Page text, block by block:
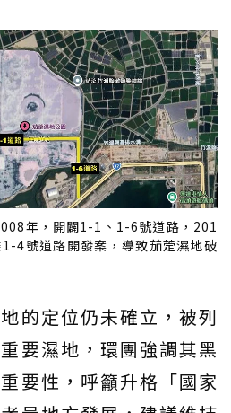
年，開闢1-1、1-6號道路，201
4號道路開發案，導致茄萣濕地破
的定位仍未確立，被列
要濕地，環團強調其黑
要性，呼籲升格「國家